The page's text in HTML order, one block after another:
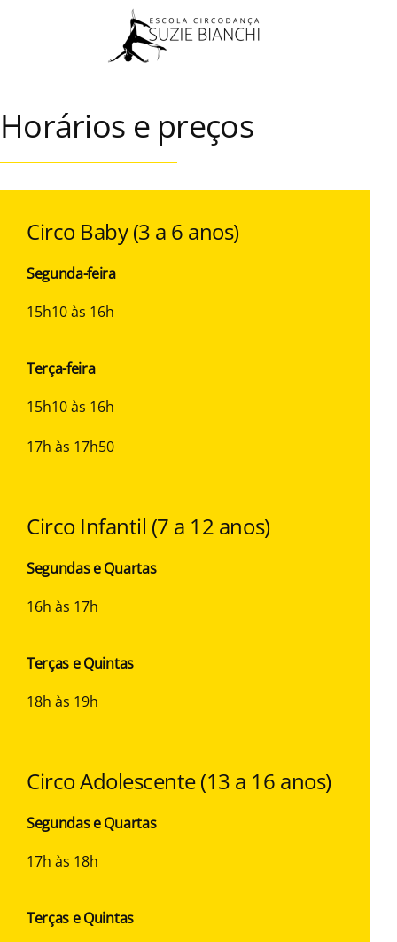
Skip to main content
Horários e preços
Circo Baby (3 a 6 anos)
Segunda-feira
15h10 às 16h
Terça-feira
15h10 às 16h
17h às 17h50
Circo Infantil (7 a 12 anos)
Segundas e Quartas
16h às 17h
Terças e Quintas
18h às 19h
Circo Adolescente (13 a 16 anos)
Segundas e Quartas
17h às 18h
Terças e Quintas